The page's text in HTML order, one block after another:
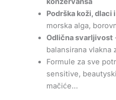
Podrška koži, dlaci
morska alga,
Odlična svarljivost
balansirana vlakna
Formule za sve
sensitive,
mačiće…